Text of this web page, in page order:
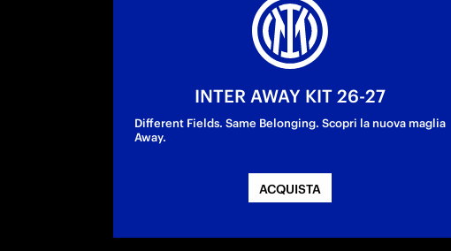
INTER AWAY KIT 26-27
Different Fields. Same Belonging. Scopri la nuova maglia
Away.
ACQUISTA